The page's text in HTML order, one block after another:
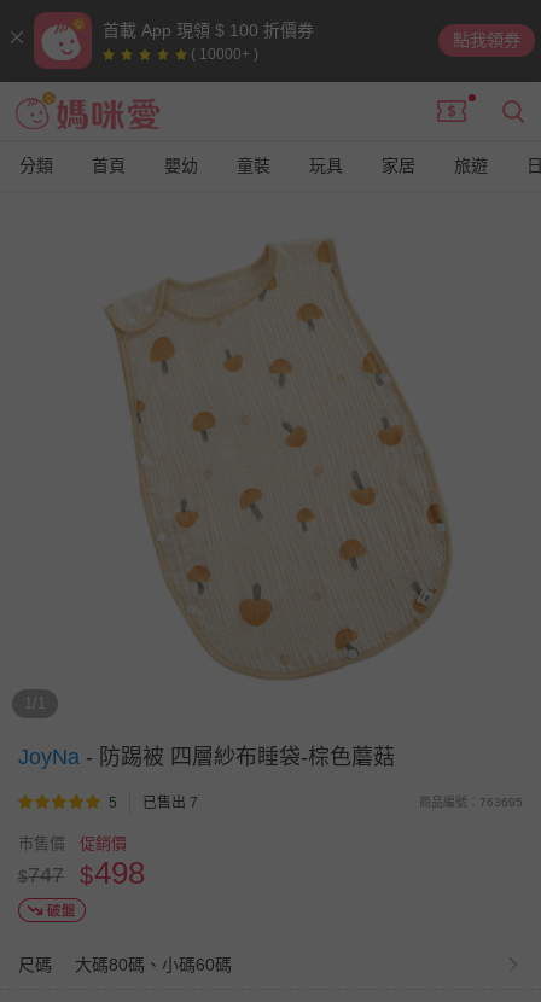
首載 App 現領 $ 100 折價券
( 10000+ )
點我領券
分類 首頁 嬰幼 童裝 玩具 家居 旅遊
1/1
JoyNa - 防踢被 四層紗布睡袋-棕色蘑菇
5 已售出 7 商品編號：763695
市售價
$747
促銷價
$498
尺碼 大碼80碼、小碼60碼